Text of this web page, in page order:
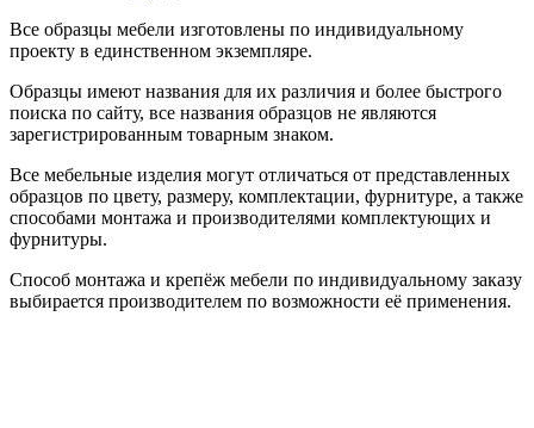
Все образцы мебели изготовлены по индивидуальному
проекту в единственном экземпляре.
Образцы имеют названия для их различия и более быстрого
поиска по сайту, все названия образцов не являются
зарегистрированным товарным знаком.
Все мебельные изделия могут отличаться от представленных
образцов по цвету, размеру, комплектации, фурнитуре, а также
способами монтажа и производителями комплектующих и
фурнитуры.
Способ монтажа и крепёж мебели по индивидуальному заказу
выбирается производителем по возможности её применения.